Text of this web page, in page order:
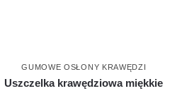
GUMOWE OSŁONY KRAWĘDZI
Uszczelka krawędziowa miękkie